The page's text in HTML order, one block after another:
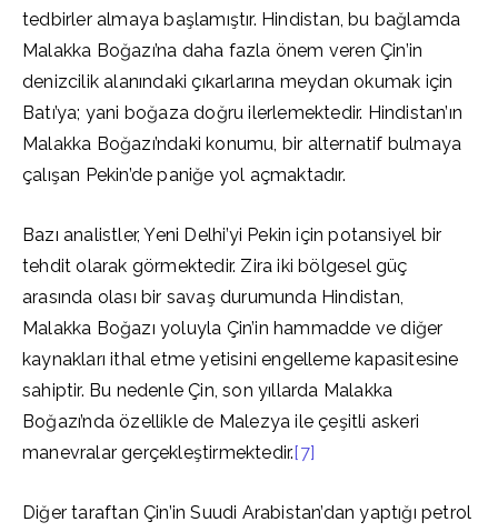
tedbirler almaya başlamıştır. Hindistan, bu bağlamda
Malakka Boğazı’na daha fazla önem veren Çin’in
denizcilik alanındaki çıkarlarına meydan okumak için
Batı’ya; yani boğaza doğru ilerlemektedir. Hindistan’ın
Malakka Boğazı’ndaki konumu, bir alternatif bulmaya
çalışan Pekin’de paniğe yol açmaktadır.
Bazı analistler, Yeni Delhi’yi Pekin için potansiyel bir
tehdit olarak görmektedir. Zira iki bölgesel güç
arasında olası bir savaş durumunda Hindistan,
Malakka Boğazı yoluyla Çin’in hammadde ve diğer
kaynakları ithal etme yetisini engelleme kapasitesine
sahiptir. Bu nedenle Çin, son yıllarda Malakka
Boğazı’nda özellikle de Malezya ile çeşitli askeri
manevralar gerçekleştirmektedir.[7]
Diğer taraftan Çin’in Suudi Arabistan’dan yaptığı petrol